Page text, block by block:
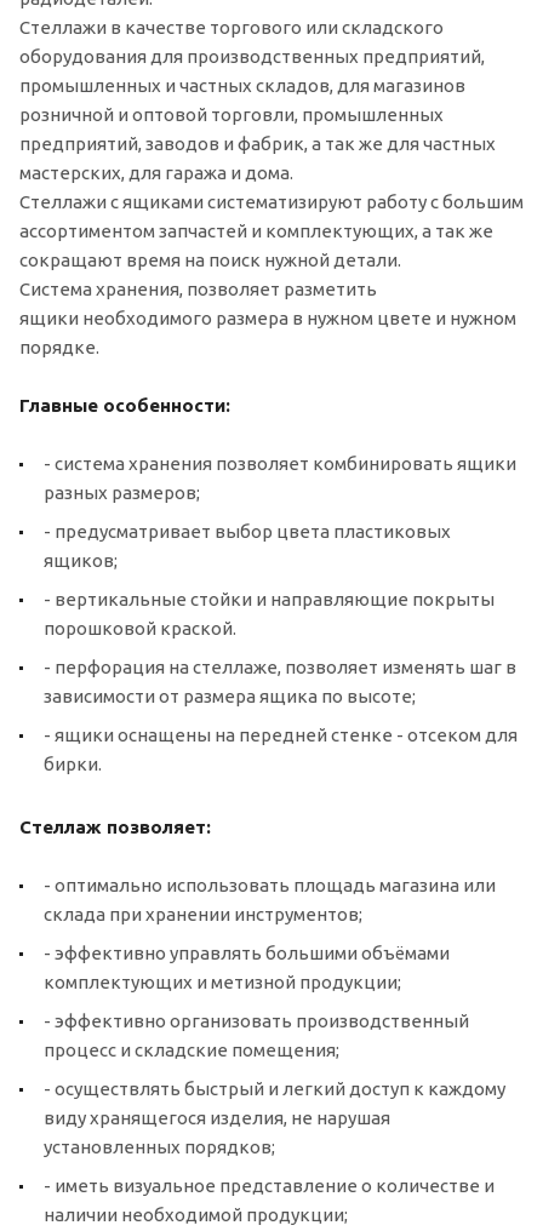
Стеллажи в качестве торгового или складского
оборудования для производственных предприятий,
промышленных и частных складов, для магазинов
розничной и оптовой торговли, промышленных
предприятий, заводов и фабрик, а так же для частных
мастерских, для гаража и дома.
Стеллажи с ящиками систематизируют работу с большим
ассортиментом запчастей и комплектующих, а так же
сокращают время на поиск нужной детали.
Система хранения, позволяет разметить
ящики необходимого размера в нужном цвете и нужном
порядке.
Главные особенности:
- система хранения позволяет комбинировать ящики
разных размеров;
- предусматривает выбор цвета пластиковых
ящиков;
- вертикальные стойки и направляющие покрыты
порошковой краской.
- перфорация на стеллаже, позволяет изменять шаг в
зависимости от размера ящика по высоте;
- ящики оснащены на передней стенке - отсеком для
бирки.
Стеллаж позволяет:
- оптимально использовать площадь магазина или
склада при хранении инструментов;
- эффективно управлять большими объёмами
комплектующих и метизной продукции;
- эффективно организовать производственный
процесс и складские помещения;
- осуществлять быстрый и легкий доступ к каждому
виду хранящегося изделия, не нарушая
установленных порядков;
- иметь визуальное представление о количестве и
наличии необходимой продукции;